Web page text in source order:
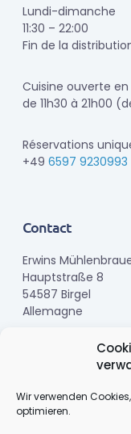
Wir verwenden
optimieren.
Lundi-dimanche
11:30 – 22:00
Fin de la
Cuisine ouverte
de 11h30 à 21h00
Réservations
+49 6597 9230993
Contact
Erwins
Hauptstraße 8
54587 Birgel
Allemagne
+49